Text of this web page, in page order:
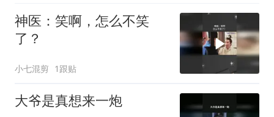
神医：笑啊，怎么不笑
了？
小七混剪 1跟贴
大爷是真想来一炮